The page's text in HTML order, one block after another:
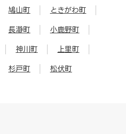
鳩山町 ときがわ町
長瀞町 小鹿野町
神川町 上里町
杉戸町 松伏町